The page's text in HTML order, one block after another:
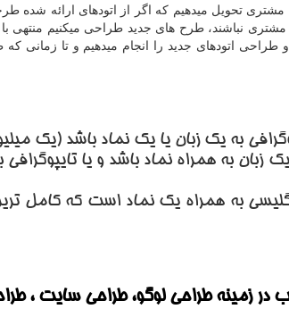
در نظر میگیریم. معمولا بین 3 تا 5 اتود به مشتری تحویل میدهیم که اگر از
نباشند، طرح های جدید طراحی میکنیم منتهی
طراحی اتودهای جدید را انجام میدهیم و تا زمانی که
به یک زبان یا یک نماد باشد (یک
زبان به همراه نماد باشد و یا
به همراه یک نماد است که کامل
در زمینهطراحی لوگو، طراحی سایت ،